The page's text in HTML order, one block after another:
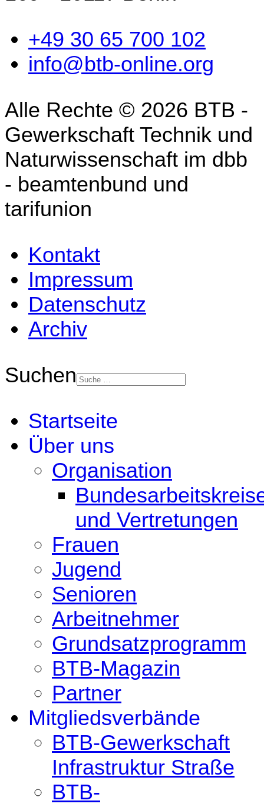
+49 30 65 700 102
info@btb-online.org
Alle Rechte © 2026 BTB -
Gewerkschaft Technik und
Naturwissenschaft im dbb
- beamtenbund und
tarifunion
Kontakt
Impressum
Datenschutz
Archiv
Suchen
Startseite
Über uns
Organisation
und Vertretungen
Frauen
Jugend
Senioren
Arbeitnehmer
Grundsatzprogramm
BTB-Magazin
Partner
Mitgliedsverbände
BTB-Gewerkschaft
Infrastruktur Straße
BTB-